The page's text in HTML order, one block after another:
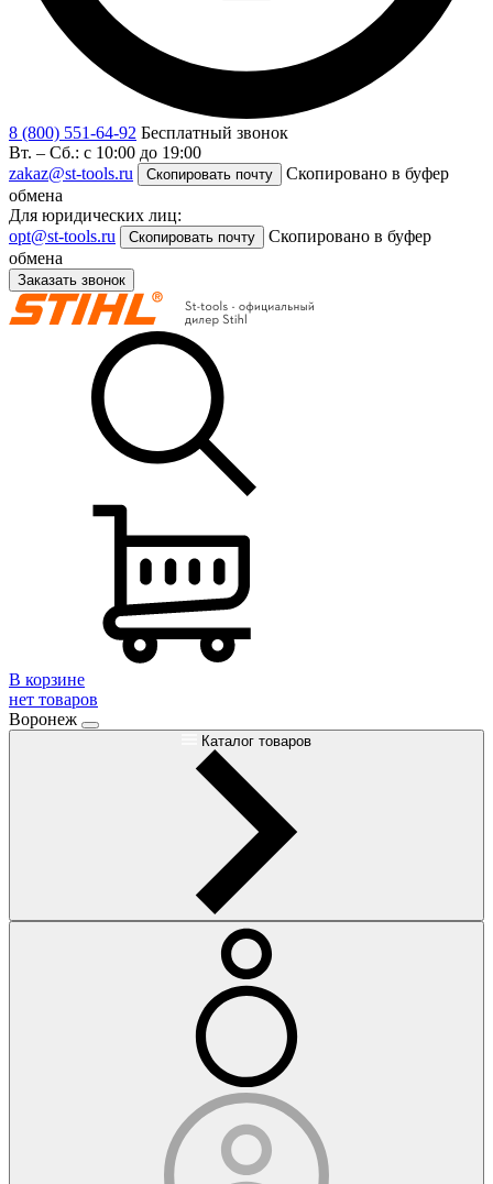
8 (800) 551-64-92 Бесплатный звонок
Вт. – Сб.: с 10:00 до 19:00
zakaz@st-tools.ru
Скопировать почту
Скопировано в буфер
обмена
Для юридических лиц:
opt@st-tools.ru
Скопировать почту
Скопировано в буфер
обмена
Заказать звонок
В корзине
нет товаров
Воронеж
Каталог товаров